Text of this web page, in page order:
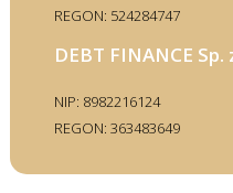
REGON: 524284747
DEBT FINANCE Sp.
NIP: 8982216124
REGON: 363483649